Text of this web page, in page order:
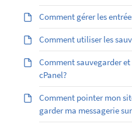
Comment gérer les
Comment utiliser les
Comment sauvegarder
cPanel?
Comment pointer mon
garder ma messagerie